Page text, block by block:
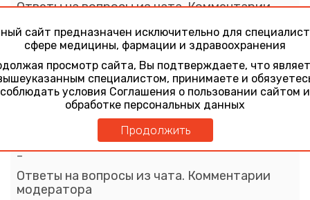
Ответы на вопросы из чата. Комментарии
11:20 – 12:00
Предупреждая сердечно-сосудистые
исходы в жизни пациента с сахарным
диабетом
Петунина Нина Александровна
–
Ответы на вопросы из чата. Комментарии
модератора
сайт предназначен исключительно для
сфере медицины, фармации и здравоохранения
просмотр сайта, Вы подтверждаете, что
специалистом, принимаете и
соблюдать условия Соглашения о пользовании сайтом и
обработке персональных данных
Продолжить